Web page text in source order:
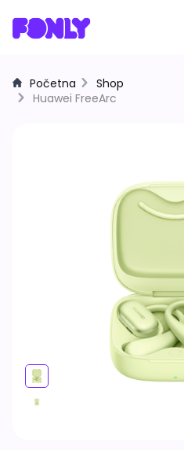
Aktuelno
Dodatna oprema
Početna
Shop
Huawei FreeArc